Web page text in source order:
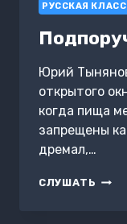
РУССКАЯ
Юрий
открытого
когда пища
запрещены
дремал,…
СЛУШАТЬ